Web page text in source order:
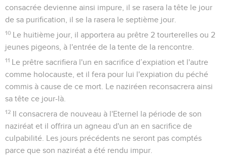
consacrée devienne ainsi impure, il se rasera la tête le jour
de sa purification, il se la rasera le septième jour.
10 Le huitième jour, il apportera au prêtre 2 tourterelles ou 2
jeunes pigeons, à l'entrée de la tente de la rencontre.
11 Le prêtre sacrifiera l'un en sacrifice d’expiation et l'autre
comme holocauste, et il fera pour lui l'expiation du péché
commis à cause de ce mort. Le naziréen reconsacrera ainsi
sa tête ce jour-là.
12 Il consacrera de nouveau à l'Eternel la période de son
naziréat et il offrira un agneau d'un an en sacrifice de
culpabilité. Les jours précédents ne seront pas comptés
parce que son naziréat a été rendu impur.